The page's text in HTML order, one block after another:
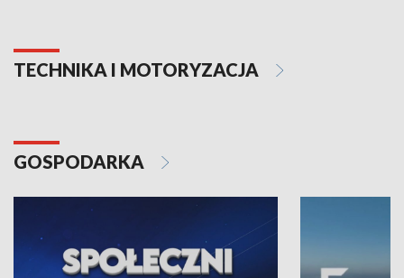
TECHNIKA I MOTORYZACJA
GOSPODARKA